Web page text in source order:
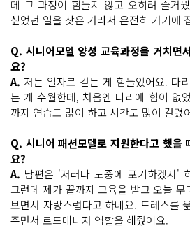
데 그 과정이 힘들지 않고 오히려 즐거
싶었던 일을 찾은 거라서 온전히 거기에
Q. 시니어모델 양성 교육과정을 거치면
요?
A. 저는 일자로 걷는 게 힘들었어요. 다
는 게 수월한데, 처음엔 다리에 힘이 없
까지 연습도 많이 하고 시간도 많이 걸렸
Q. 시니어 패션모델로 지원한다고 했을
요?
A. 남편은 '저러다 도중에 포기하겠지'
그런데 제가 끝까지 교육을 받고 오늘
보면서 자랑스럽다고 하네요. 드레스를
주면서 로드매니저 역할을 해줬어요.